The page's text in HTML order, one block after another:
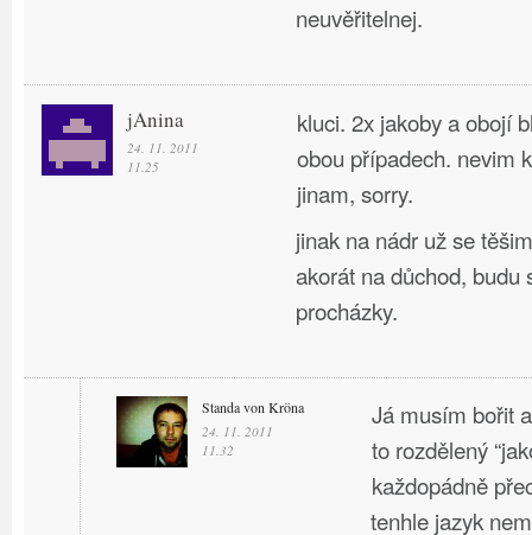
neuvěřitelnej.
jAnina
24. 11. 2011
11.25
kluci. 2x jakoby a obojí
obou případech. nevim
jinam, sorry.
jinak na nádr už se
akorát na důchod, budu
procházky.
Standa von Kröna
24. 11. 2011
11.32
Já musím bořit
to rozdělený
každopádně
tenhle jazyk